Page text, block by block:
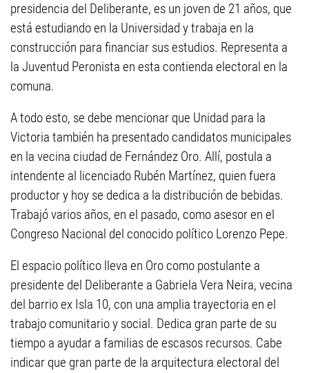
presidencia del Deliberante, es un joven de 21 años, que
está estudiando en la Universidad y trabaja en la
construcción para financiar sus estudios. Representa a
la Juventud Peronista en esta contienda electoral en la
comuna.
A todo esto, se debe mencionar que Unidad para la
Victoria también ha presentado candidatos municipales
en la vecina ciudad de Fernández Oro. Allí, postula a
intendente al licenciado Rubén Martínez, quien fuera
productor y hoy se dedica a la distribución de bebidas.
Trabajó varios años, en el pasado, como asesor en el
Congreso Nacional del conocido político Lorenzo Pepe.
El espacio político lleva en Oro como postulante a
presidente del Deliberante a Gabriela Vera Neira, vecina
del barrio ex Isla 10, con una amplia trayectoria en el
trabajo comunitario y social. Dedica gran parte de su
tiempo a ayudar a familias de escasos recursos. Cabe
indicar que gran parte de la arquitectura electoral del